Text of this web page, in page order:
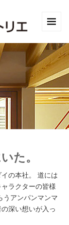
た。
の本社。 道には
ラクターの皆様
うアンパンマンマ
深い想いが入っ